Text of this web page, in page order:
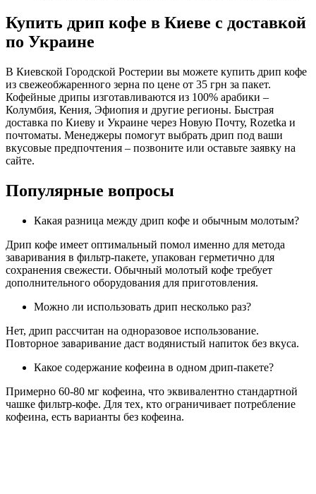
Купить дрип кофе в Киеве с доставкой
по Украине
В Киевской Городской Ростерии вы можете купить дрип кофе
из свежеобжаренного зерна по цене от 35 грн за пакет.
Кофейные дрипы изготавливаются из 100% арабики –
Колумбия, Кения, Эфиопия и другие регионы. Быстрая
доставка по Киеву и Украине через Новую Почту, Rozetka и
почтоматы. Менеджеры помогут выбрать дрип под ваши
вкусовые предпочтения – позвоните или оставьте заявку на
сайте.
Популярные вопросы
Какая разница между дрип кофе и обычным молотым?
Дрип кофе имеет оптимальный помол именно для метода
заваривания в фильтр-пакете, упакован герметично для
сохранения свежести. Обычный молотый кофе требует
дополнительного оборудования для приготовления.
Можно ли использовать дрип несколько раз?
Нет, дрип рассчитан на одноразовое использование.
Повторное заваривание даст водянистый напиток без вкуса.
Какое содержание кофеина в одном дрип-пакете?
Примерно 60-80 мг кофеина, что эквивалентно стандартной
чашке фильтр-кофе. Для тех, кто ограничивает потребление
кофеина, есть варианты без кофеина.